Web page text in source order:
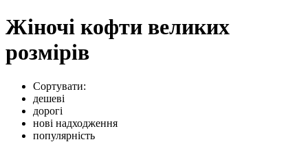
Жіночі кофти великих
розмірів
Сортувати:
дешеві
дорогі
нові надходження
популярність